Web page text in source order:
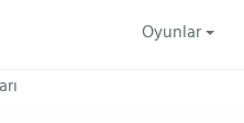
Oyunlar